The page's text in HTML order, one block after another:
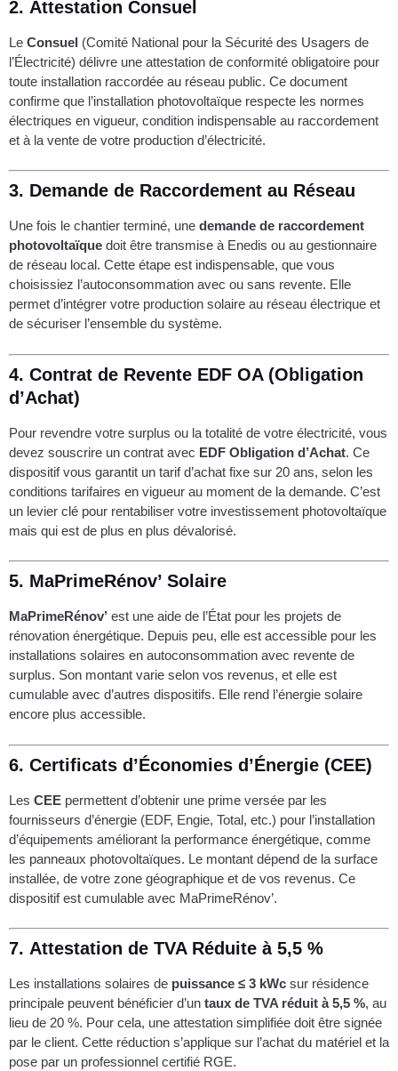
2. Attestation Consuel
Le Consuel (Comité National pour la Sécurité des Usagers de
l’Électricité) délivre une attestation de conformité obligatoire pour
toute installation raccordée au réseau public. Ce document
confirme que l’installation photovoltaïque respecte les normes
électriques en vigueur, condition indispensable au raccordement
et à la vente de votre production d’électricité.
3. Demande de Raccordement au Réseau
Une fois le chantier terminé, une demande de raccordement
photovoltaïque doit être transmise à Enedis ou au gestionnaire
de réseau local. Cette étape est indispensable, que vous
choisissiez l’autoconsommation avec ou sans revente. Elle
permet d’intégrer votre production solaire au réseau électrique et
de sécuriser l’ensemble du système.
4. Contrat de Revente EDF OA (Obligation
d’Achat)
Pour revendre votre surplus ou la totalité de votre électricité, vous
devez souscrire un contrat avec EDF Obligation d’Achat. Ce
dispositif vous garantit un tarif d’achat fixe sur 20 ans, selon les
conditions tarifaires en vigueur au moment de la demande. C’est
un levier clé pour rentabiliser votre investissement photovoltaïque
mais qui est de plus en plus dévalorisé.
5. MaPrimeRénov’ Solaire
MaPrimeRénov’ est une aide de l’État pour les projets de
rénovation énergétique. Depuis peu, elle est accessible pour les
installations solaires en autoconsommation avec revente de
surplus. Son montant varie selon vos revenus, et elle est
cumulable avec d’autres dispositifs. Elle rend l’énergie solaire
encore plus accessible.
6. Certificats d’Économies d’Énergie (CEE)
Les CEE permettent d’obtenir une prime versée par les
fournisseurs d’énergie (EDF, Engie, Total, etc.) pour l’installation
d’équipements améliorant la performance énergétique, comme
les panneaux photovoltaïques. Le montant dépend de la surface
installée, de votre zone géographique et de vos revenus. Ce
dispositif est cumulable avec MaPrimeRénov’.
7. Attestation de TVA Réduite à 5,5 %
Les installations solaires de puissance ≤ 3 kWc sur résidence
principale peuvent bénéficier d’un taux de TVA réduit à 5,5 %, au
lieu de 20 %. Pour cela, une attestation simplifiée doit être signée
par le client. Cette réduction s’applique sur l’achat du matériel et la
pose par un professionnel certifié RGE.